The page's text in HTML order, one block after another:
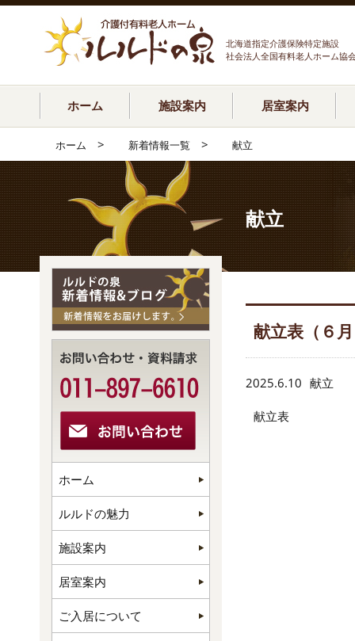
北海道指定介護保険特定施設
社会法人全国有料老人ホーム協
ホーム 施設案内 居室案内
ホーム > 新着情報一覧 > 献立
献立
献立表（６
2025.6.10 献立
献立表 （6
ホーム
ルルドの魅力
施設案内
居室案内
ご入居について